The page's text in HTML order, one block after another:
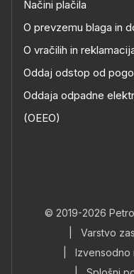
Načini plačila
O prevzemu blaga in
O vračilih in
Oddaj odstop od
Oddaja odpadne
(OEEO)
© 2019-2026
Varstvo
Izvensodno